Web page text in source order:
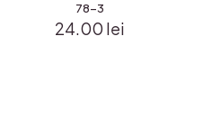
78-3
24.00 lei